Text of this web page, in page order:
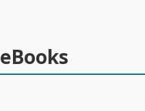
eBooks